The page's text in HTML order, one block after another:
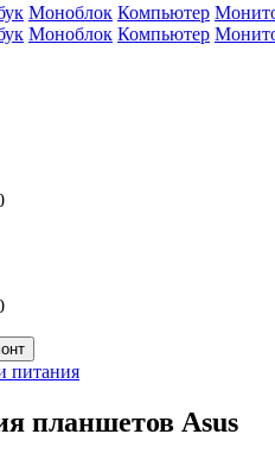
Моноблок Компьютер
Моноблок Компьютер
питания
планшетов Asus